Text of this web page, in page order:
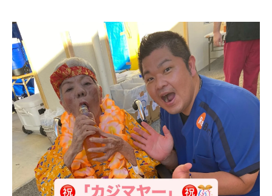
笑いと医学の融合！訪問リハビリ体操が生み出
す奇跡
月1,000人が参加！利用者もスタッフも笑顔にな
る秘密
スタッフ負担軽減と定着率アップを実現する具
体策とは？
地域包括支援センターも認める！沖縄高齢者施
設の新時代
沖縄高齢者施設の集客と離職防止を一気に解決